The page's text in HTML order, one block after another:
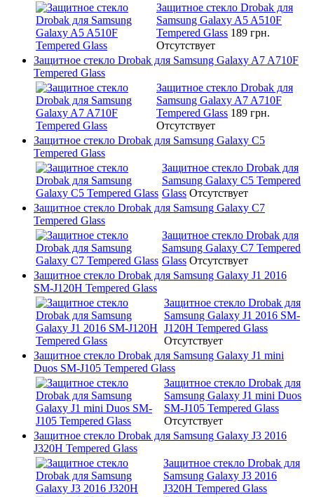
Защитное стекло Drobak для
Samsung Galaxy A5 A510F
Tempered Glass 189 грн.
Отсутствует
Защитное стекло Drobak для Samsung Galaxy A7 A710F
Tempered Glass
Защитное стекло Drobak для
Samsung Galaxy A7 A710F
Tempered Glass 189 грн.
Отсутствует
Защитное стекло Drobak для Samsung Galaxy C5
Tempered Glass
Защитное стекло Drobak для
Samsung Galaxy C5 Tempered
Glass Отсутствует
Защитное стекло Drobak для Samsung Galaxy C7
Tempered Glass
Защитное стекло Drobak для
Samsung Galaxy C7 Tempered
Glass Отсутствует
Защитное стекло Drobak для Samsung Galaxy J1 2016
SM-J120H Tempered Glass
Защитное стекло Drobak для
Samsung Galaxy J1 2016 SM-
J120H Tempered Glass
Отсутствует
Защитное стекло Drobak для Samsung Galaxy J1 mini
Duos SM-J105 Tempered Glass
Защитное стекло Drobak для
Samsung Galaxy J1 mini Duos
SM-J105 Tempered Glass
Отсутствует
Защитное стекло Drobak для Samsung Galaxy J3 2016
J320H Tempered Glass
Защитное стекло Drobak для
Samsung Galaxy J3 2016
J320H Tempered Glass